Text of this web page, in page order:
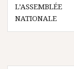
L’ASSEMBLÉE
NATIONALE